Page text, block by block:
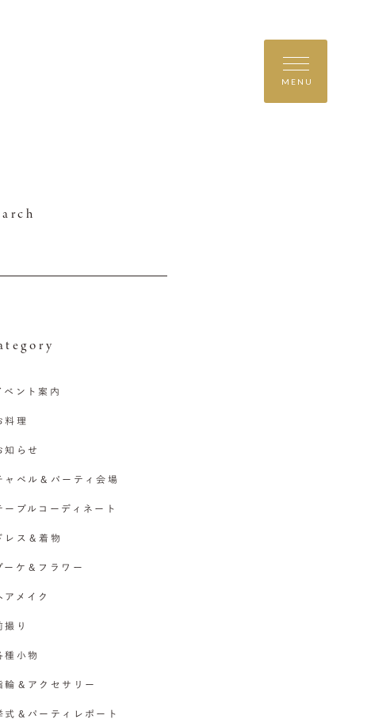
MENU
ベント案内
料理
知らせ
ャペル＆パーティ会場
ーブルコーディネート
レス＆着物
ーケ＆フラワー
アメイク
撮り
種小物
輪＆アクセサリー
式＆パーティレポート